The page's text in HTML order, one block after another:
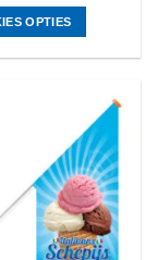
OPTIES
meerdere
variaties.
Deze
optie
kan
gekozen
worden